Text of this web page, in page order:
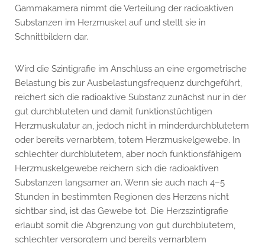
Gammakamera nimmt die Verteilung der radioaktiven
Substanzen im Herzmuskel auf und stellt sie in
Schnittbildern dar.
Wird die Szintigrafie im Anschluss an eine ergometrische
Belastung bis zur Ausbelastungsfrequenz durchgeführt,
reichert sich die radioaktive Substanz zunächst nur in der
gut durchbluteten und damit funktionstüchtigen
Herzmuskulatur an, jedoch nicht in minderdurchblutetem
oder bereits vernarbtem, totem Herzmuskelgewebe. In
schlechter durchblutetem, aber noch funktionsfähigem
Herzmuskelgewebe reichern sich die radioaktiven
Substanzen langsamer an. Wenn sie auch nach 4–5
Stunden in bestimmten Regionen des Herzens nicht
sichtbar sind, ist das Gewebe tot. Die Herzszintigrafie
erlaubt somit die Abgrenzung von gut durchblutetem,
schlechter versorgtem und bereits vernarbtem